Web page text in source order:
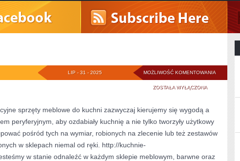
MOŻLIWOŚĆ KOMENTOWANIA ELEKTRYK
ZOSTAŁA WYŁĄCZONA
LIP - 31 - 2025
sprzęty meblowe do kuchni zazwyczaj kierujemy się wygodą a
peryferyjnym, aby ozdabiały kuchnię a nie tylko tworzyły użytkowy
pośród tych na wymiar, robionych na zlecenie lub też zestawów
w sklepach niemal od ręki. http://kuchnie-
w stanie odnaleźć w każdym sklepie meblowym, barwne oraz